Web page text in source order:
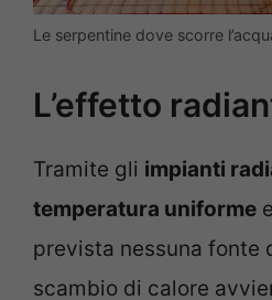
Le serpentine dove scorre
L’effetto
Tramite gli impianti
temperatura uniforme
prevista nessuna fonte
scambio di calore